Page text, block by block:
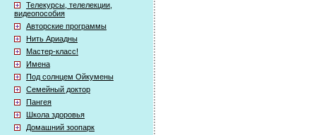
Телекурсы, телелекции,
видеопособия
Авторские программы
Нить Ариадны
Мастер-класс!
Имена
Под солнцем Ойкумены
Семейный доктор
Пангея
Школа здоровья
Домашний зоопарк